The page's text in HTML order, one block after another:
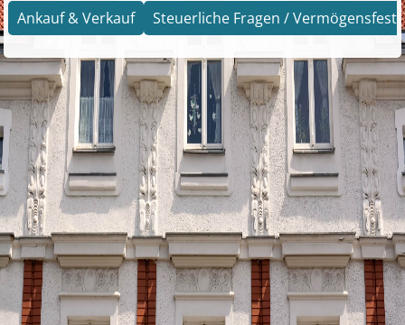
Ankauf & Verkauf Steuerliche Fragen /